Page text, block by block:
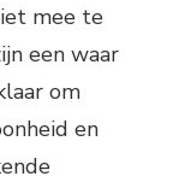
mee te
een waar
om
en